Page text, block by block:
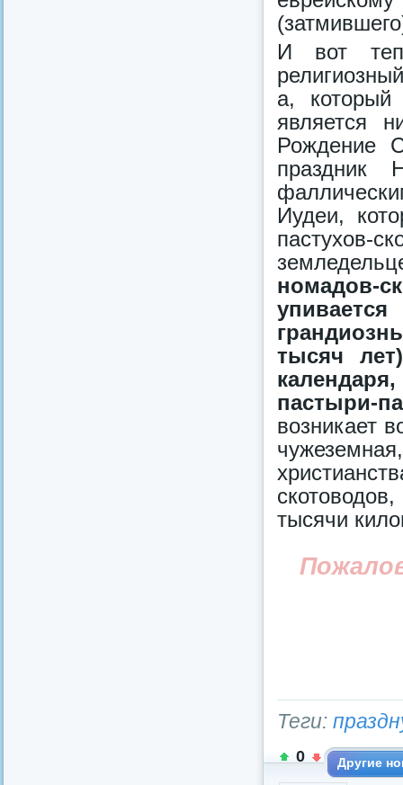
И вот
а, который
является
Рождение
праздник
Иудеи,
номадов-
тысяч
пастыри-
возникает
тысячи
Теги:
0 Другие